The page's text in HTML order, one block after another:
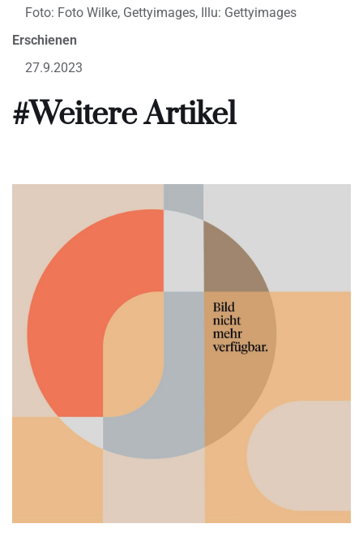
Foto: Foto Wilke, Gettyimages, Illu: Gettyimages
Erschienen
27.9.2023
#Weitere Artikel